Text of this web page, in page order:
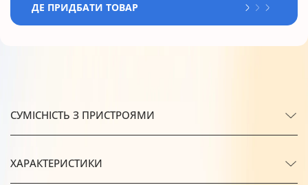
ДЕ ПРИДБАТИ ТОВАР
СУМІСНІСТЬ З ПРИСТРОЯМИ
ХАРАКТЕРИСТИКИ